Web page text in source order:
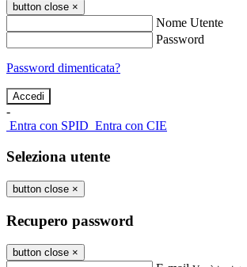
button close ×
Nome Utente
Password
Password dimenticata?
-
Entra con SPID Entra con CIE
Seleziona utente
button close ×
Recupero password
button close ×